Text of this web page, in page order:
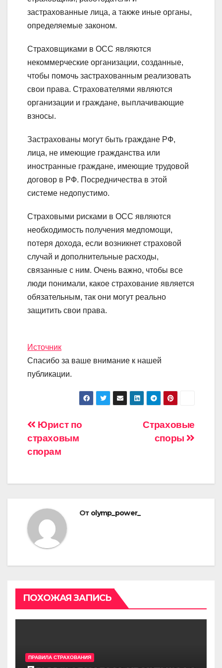
застрахованные лица, а также иные органы,
определяемые законом.
Страховщиками в ОСС являются
некоммерческие организации, созданные,
чтобы помочь застрахованным реализовать
свои права. Страхователями являются
организации и граждане, выплачивающие
взносы.
Застрахованы могут быть граждане РФ,
лица, не имеющие гражданства или
иностранные граждане, имеющие трудовой
договор в РФ. Посредничества в этой
системе недопустимо.
Страховыми рисками в ОСС являются
необходимость получения медпомощи,
потеря дохода, если возникнет страховой
случай и дополнительные расходы,
связанные с ним. Очень важно, чтобы все
люди понимали, какое страхование является
обязательным, так они могут реально
защитить свои права.
Источник
Спасибо за ваше внимание к нашей
публикации.
Навигация
по
Страховые
споры
Юрист по
страховым
спорам
От olymp_power_
ПОХОЖАЯ ЗАПИСЬ
ПРАВИЛА СТРАХОВАНИЯ